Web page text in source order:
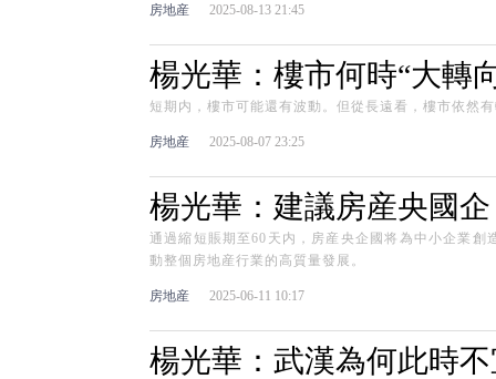
房地産 2025-08-13 21:45
楊光華：樓市何時“大轉
短期内，樓市可能還有波動。但從長遠看，樓市依然
房地産 2025-08-07 23:25
楊光華：建議房産央國企
通過縮短賬期至60天内，房産央企國将為中小企業
動整個房地産行業的高質量發展。
房地産 2025-06-11 10:17
楊光華：武漢為何此時